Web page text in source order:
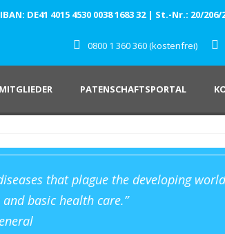
DE41 4015 4530 0038 1683 32 | St.-Nr.: 20/206/
0800 1 360 360 (kostenfrei)
MITGLIEDER PATENSCHAFTSPORTAL
that plague the developing
basic health care.”